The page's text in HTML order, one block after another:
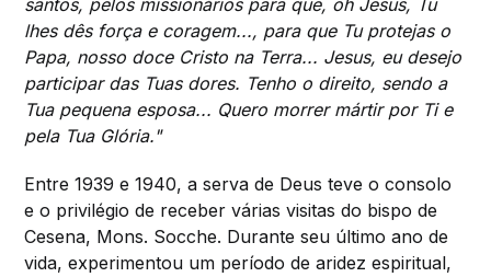
santos, pelos missionários para que, oh Jesus, Tu
lhes dês força e coragem..., para que Tu protejas o
Papa, nosso doce Cristo na Terra... Jesus, eu desejo
participar das Tuas dores. Tenho o direito, sendo a
Tua pequena esposa... Quero morrer mártir por Ti e
pela Tua Glória."
Entre 1939 e 1940, a serva de Deus teve o consolo
e o privilégio de receber várias visitas do bispo de
Cesena, Mons. Socche. Durante seu último ano de
vida, experimentou um período de aridez espiritual,